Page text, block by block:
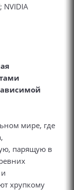
NVIDIA
мире, где
парящую в
хрупкому